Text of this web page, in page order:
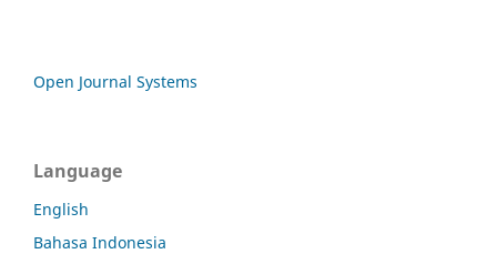
Open Journal Systems
Language
English
Bahasa Indonesia